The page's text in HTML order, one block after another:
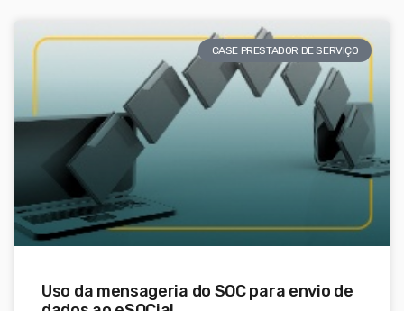
CASE PRESTADOR DE SERVIÇO
Uso da mensageria do SOC para envio de